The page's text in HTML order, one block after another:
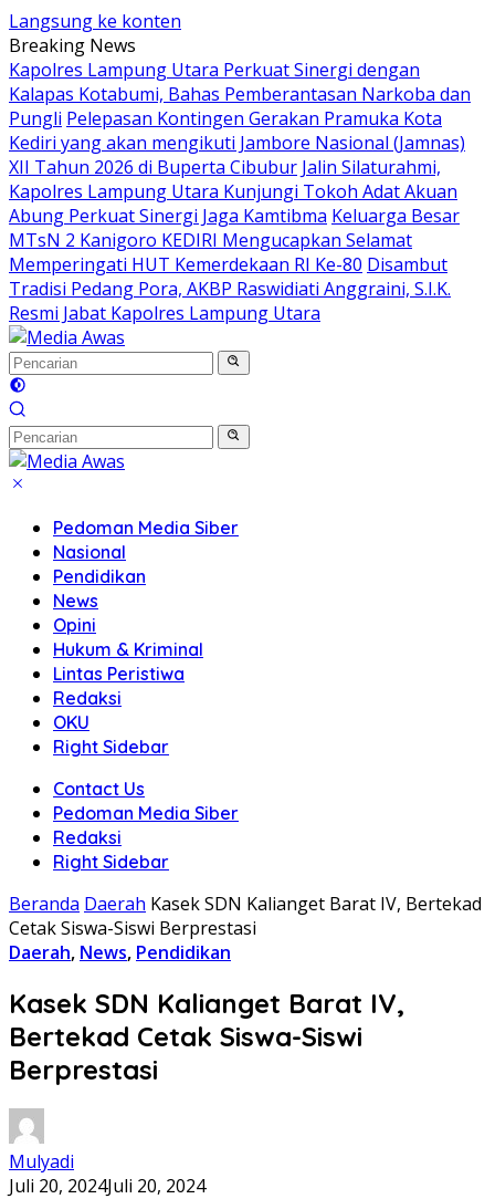
Langsung ke konten
Breaking News
Kapolres Lampung Utara Perkuat Sinergi dengan
Kalapas Kotabumi, Bahas Pemberantasan Narkoba dan
Pungli Pelepasan Kontingen Gerakan Pramuka Kota
Kediri yang akan mengikuti Jambore Nasional (Jamnas)
XII Tahun 2026 di Buperta Cibubur Jalin Silaturahmi,
Kapolres Lampung Utara Kunjungi Tokoh Adat Akuan
Abung Perkuat Sinergi Jaga Kamtibma Keluarga Besar
MTsN 2 Kanigoro KEDIRI Mengucapkan Selamat
Memperingati HUT Kemerdekaan RI Ke-80 Disambut
Tradisi Pedang Pora, AKBP Raswidiati Anggraini, S.I.K.
Resmi Jabat Kapolres Lampung Utara
Pedoman Media Siber
Nasional
Pendidikan
News
Opini
Hukum & Kriminal
Lintas Peristiwa
Redaksi
OKU
Right Sidebar
Contact Us
Pedoman Media Siber
Redaksi
Right Sidebar
Beranda Daerah Kasek SDN Kalianget Barat IV, Bertekad
Cetak Siswa-Siswi Berprestasi
Daerah, News, Pendidikan
Kasek SDN Kalianget Barat IV,
Bertekad Cetak Siswa-Siswi
Berprestasi
Mulyadi
Juli 20, 2024Juli 20, 2024